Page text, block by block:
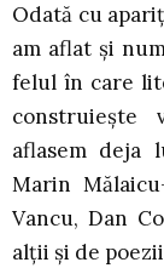
Odată cu
am aflat şi
felul în care
construieşte
aflasem deja
Marin
Vancu, Dan
alţii şi de